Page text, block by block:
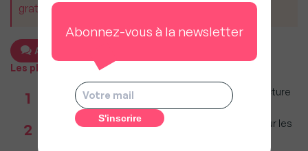
gratuit pour tous.
Ajouter un commentaire
Les plus populaires
1
Taxe foncière 2026 : Ces grandes villes où la facture
restera parmi les plus lourdes
2
Immobilier : Ce que l’AI Act change vraiment pour les
Abonnez-vous à la newsletter